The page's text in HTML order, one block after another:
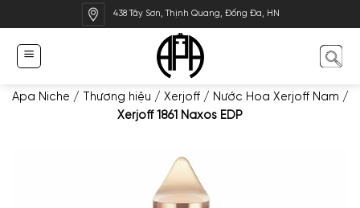
qua
dung
438 Tây Sơn, Thịnh Quang, Đống Đa, HN
Apa Niche / Thương hiệu / Xerjoff/ Nước Hoa Xerjoff Nam /
Xerjoff 1861 Naxos EDP